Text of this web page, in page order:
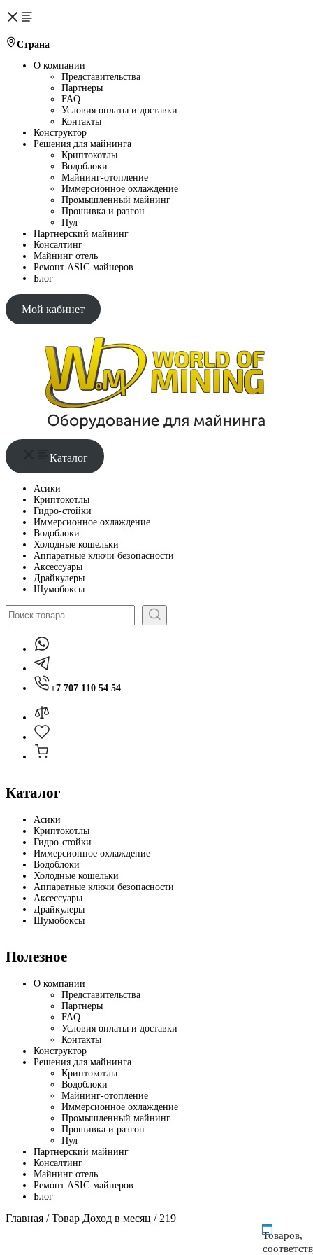
Страна
О компании
Представительства
Партнеры
FAQ
Условия оплаты и доставки
Контакты
Конструктор
Решения для майнинга
Криптокотлы
Водоблоки
Майнинг-отопление
Иммерсионное охлаждение
Промышленный майнинг
Прошивка и разгон
Пул
Партнерский майнинг
Консалтинг
Майнинг отель
Ремонт ASIC-майнеров
Блог
Мой кабинет
Каталог
Асики
Криптокотлы
Гидро-стойки
Иммерсионное охлаждение
Водоблоки
Холодные кошельки
Аппаратные ключи безопасности
Аксессуары
Драйкулеры
Шумобоксы
Поиск
+7 707 110 54 54
Каталог
Асики
Криптокотлы
Гидро-стойки
Иммерсионное охлаждение
Водоблоки
Холодные кошельки
Аппаратные ключи безопасности
Аксессуары
Драйкулеры
Шумобоксы
Полезное
О компании
Представительства
Партнеры
FAQ
Условия оплаты и доставки
Контакты
Конструктор
Решения для майнинга
Криптокотлы
Водоблоки
Майнинг-отопление
Иммерсионное охлаждение
Промышленный майнинг
Прошивка и разгон
Пул
Партнерский майнинг
Консалтинг
Майнинг отель
Ремонт ASIC-майнеров
Блог
Главная / Товар Доход в месяц / 219
Товаров,